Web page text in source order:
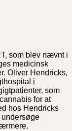
som blev nævnt i
medicinsk
Oliver Hendricks,
i
som
for at
hos Hendricks